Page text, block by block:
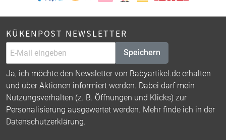
KÜKENPOST NEWSLETTER
Speichern
Ja, ich möchte den Newsletter von Babyartikel.de erhalten
und über Aktionen informiert werden. Dabei darf mein
Nutzungsverhalten (z. B. Öffnungen und Klicks) zur
Personalisierung ausgewertet werden. Mehr finde ich in der
Datenschutzerklärung.